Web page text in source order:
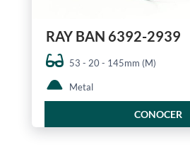
RAY BAN 6392-2939
53 - 20 - 145mm (M)
Metal
CONOCER